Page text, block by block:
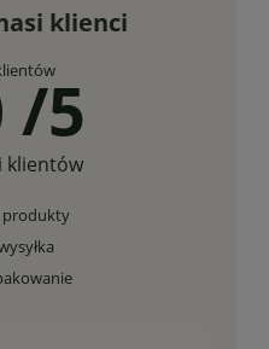
klienci
/5
klientów
produkty